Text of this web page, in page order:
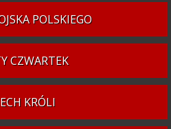
POLSKIEGO
CZWARTEK
KRÓLI